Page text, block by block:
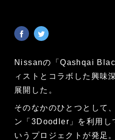
Nissanの「Qashqai
ィストとコラボした興味
展開した。
そのなかのひとつとして
ン「3Doodler」を利用し
いうプロジェクトが発足